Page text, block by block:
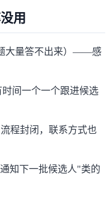
用
大量答不出来）——感
间一个一个跟进候选
程封闭，联系方式也
知下一批候选人"类的